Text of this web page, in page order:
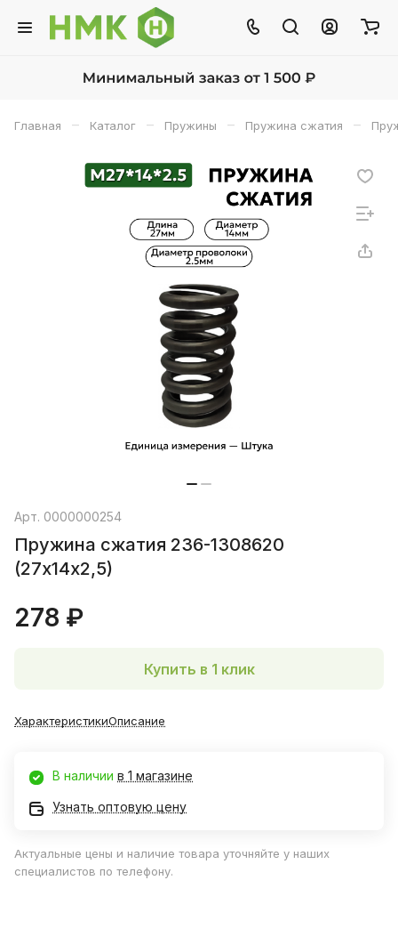
Главная – Каталог – Пружины – Пружина сжатия –
Арт. 0000000254
Пружина сжатия 236-1308620
(27х14х2,5)
278 ₽
Купить в 1 клик
ХарактеристикиОписание
В наличии в 1 магазине
Узнать оптовую цену
Актуальные цены и наличие товара уточняйте у наших
специалистов по телефону.